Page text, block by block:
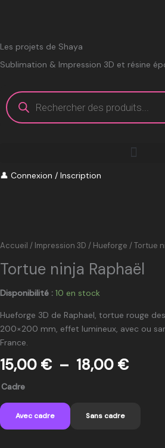
Les projets de Shaya
Sublimation & Impression 3D et résine
Recherche
de
produits
👤 Connexion / Inscription
Accueil / Impression 3D / Hueforge / Tortue
Tortue ninja Raphaël
Disponibilité : 10 en stock
Hueforge 3D de Raphael, tortue rouge
200×200 mm, effet lumineux, avec ou
France.
15,00 € – 18,00 €Plage
Cadre
Avec cadre Sans cadre
quantité
Tortue
ninja